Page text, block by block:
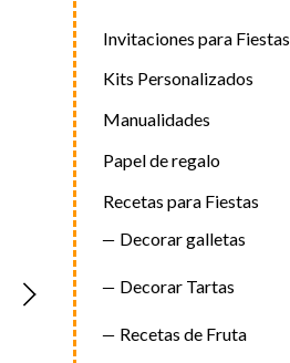
Invitaciones para Fiestas
Kits Personalizados
Manualidades
Papel de regalo
Recetas para Fiestas
Decorar galletas
Decorar Tartas
Recetas de Fruta